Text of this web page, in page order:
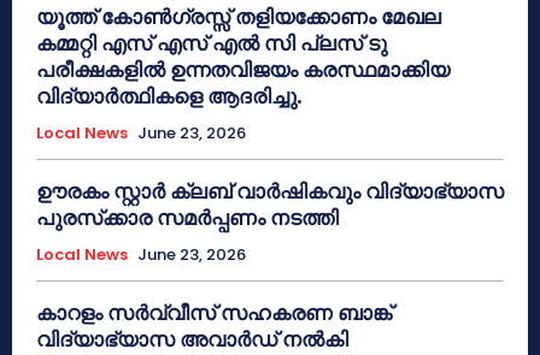
യൂത്ത് കോൺഗ്രസ്സ് തളിയക്കോണം മേഖല
കമ്മറ്റി എസ് എസ് എൽ സി പ്ലസ് ടു
പരീക്ഷകളിൽ ഉന്നതവിജയം കരസ്ഥമാക്കിയ
വിദ്യാർത്ഥികളെ ആദരിച്ചു.
Local News June 23, 2026
ഊരകം സ്റ്റാർ ക്ലബ് വാർഷികവും വിദ്യാഭ്യാസ
പുരസ്‌ക്കാര സമർപ്പണം നടത്തി
Local News June 23, 2026
കാറളം സർവ്വീസ് സഹകരണ ബാങ്ക്
വിദ്യാഭ്യാസ അവാർഡ് നൽകി